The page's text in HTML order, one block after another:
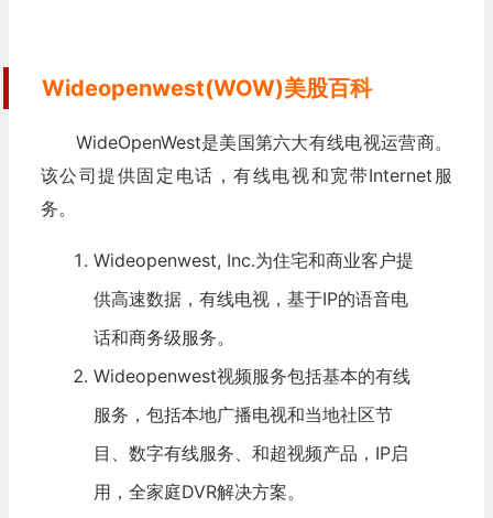
Wideopenwest(WOW)美股百科
WideOpenWest是美国第六大有线电视运营商。
该公司提供固定电话，有线电视和宽带Internet服
务。
Wideopenwest, Inc.为住宅和商业客户提
供高速数据，有线电视，基于IP的语音电
话和商务级服务。
Wideopenwest视频服务包括基本的有线
服务，包括本地广播电视和当地社区节
目、数字有线服务、和超视频产品，IP启
用，全家庭DVR解决方案。